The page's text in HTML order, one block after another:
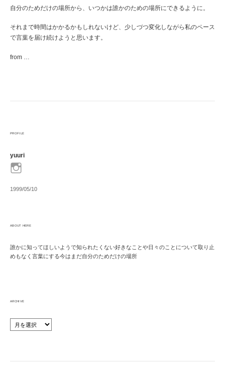
自分のためだけの場所から、いつかは誰かのための場所にできるように。
それまで時間はかかるかもしれないけど、少しづつ変化しながら私のペース
で言葉を届け続けようと思います。
from …
PROFILE
yuuri
1999/05/10
ABOUT HERE
誰かに知ってほしいようで知られたくない好きなことや日々のことについて取り止
めもなく言葉にする今はまだ自分のためだけの場所
ARCHIVE
ARCHIVE